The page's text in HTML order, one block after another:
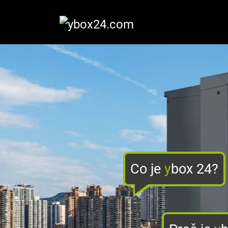
Co je ybox 24?